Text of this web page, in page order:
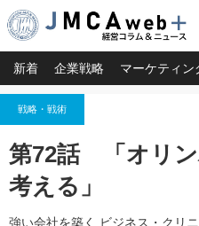
新着 企業戦略 マーケティン
戦略・戦術
第72話 「オリン
考える」
強い会社を築く ビジネス・クリ